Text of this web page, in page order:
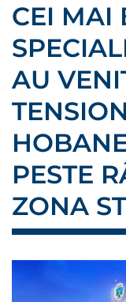
CEI MAI
AU
PESTE
ZONA